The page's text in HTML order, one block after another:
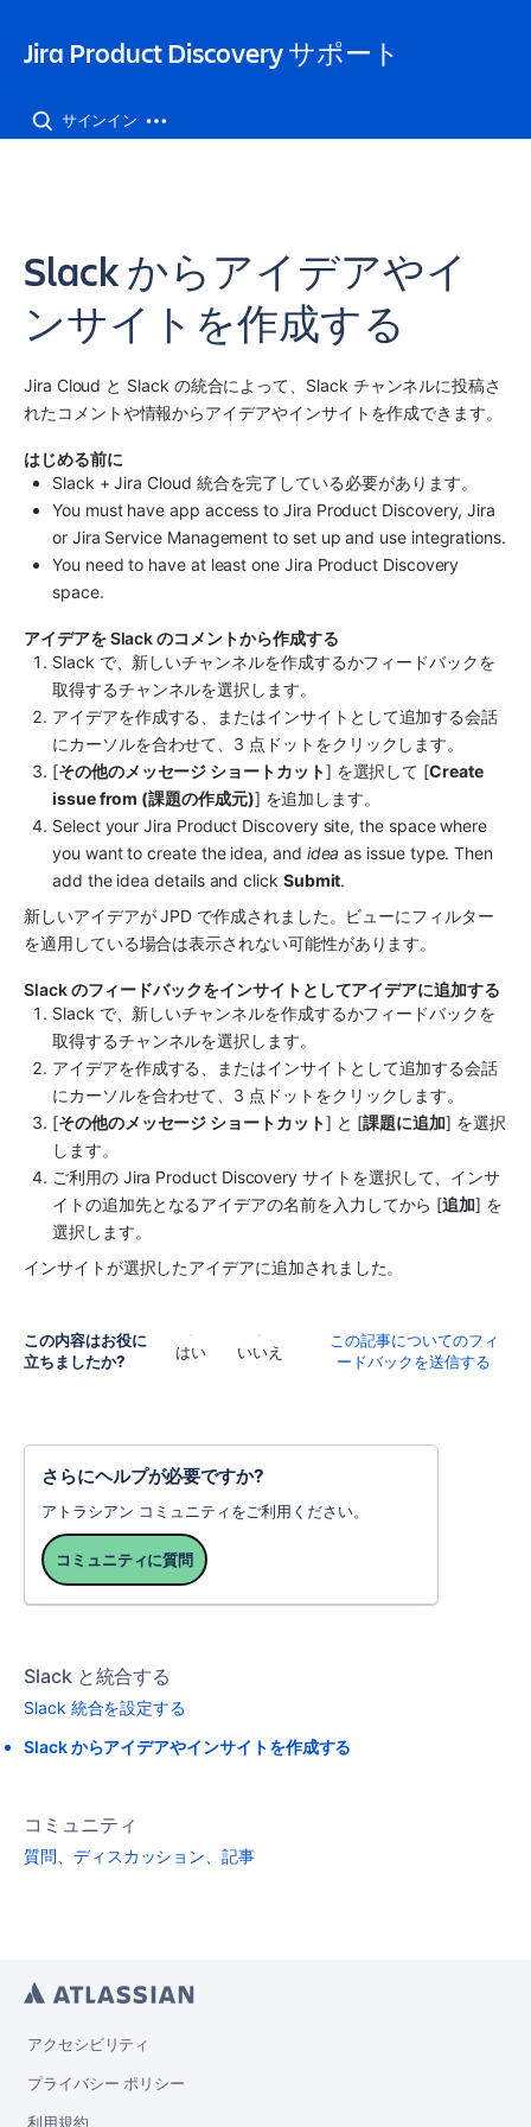
Jira Product Discovery サポート
サインイン
Slack からアイデアやイ
ンサイトを作成する
Jira Cloud と Slack の統合によって、Slack チャンネルに投稿さ
れたコメントや情報からアイデアやインサイトを作成できます。
はじめる前に
Slack + Jira Cloud 統合を完了している必要があります。
You must have app access to Jira Product Discovery, Jira
or Jira Service Management to set up and use integrations.
You need to have at least one Jira Product Discovery
space.
アイデアを Slack のコメントから作成する
Slack で、新しいチャンネルを作成するかフィードバックを
取得するチャンネルを選択します。
アイデアを作成する、またはインサイトとして追加する会話
にカーソルを合わせて、3 点ドットをクリックします。
[その他のメッセージ ショートカット] を選択して [Create
issue from (課題の作成元)] を追加します。
Select your Jira Product Discovery site, the space where
you want to create the idea, and idea as issue type. Then
add the idea details and click Submit.
新しいアイデアが JPD で作成されました。ビューにフィルター
を適用している場合は表示されない可能性があります。
Slack のフィードバックをインサイトとしてアイデアに追加する
Slack で、新しいチャンネルを作成するかフィードバックを
取得するチャンネルを選択します。
アイデアを作成する、またはインサイトとして追加する会話
にカーソルを合わせて、3 点ドットをクリックします。
[その他のメッセージ ショートカット] と [課題に追加] を選択
します。
ご利用の Jira Product Discovery サイトを選択して、インサ
イトの追加先となるアイデアの名前を入力してから [追加] を
選択します。
インサイトが選択したアイデアに追加されました。
この内容はお役に
立ちましたか?
はい いいえ
この記事についてのフィ
ードバックを送信する
さらにヘルプが必要ですか?
アトラシアン コミュニティをご利用ください。
コミュニティに質問
Slack と統合する
Slack 統合を設定する
Slack からアイデアやインサイトを作成する
コミュニティ
質問、ディスカッション、記事
アクセシビリティ
プライバシー ポリシー
利用規約